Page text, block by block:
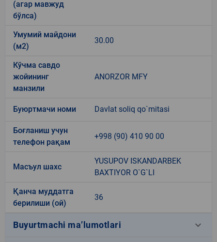
(агар мавжуд
бўлса)
Умумий майдони
(м2)
30.00
Кўчма савдо
жойининг
манзили
ANORZOR MFY
Буюртмачи номи Davlat soliq qo`mitasi
Боғланиш учун
телефон рақам
+998 (90) 410 90 00
Масъул шахс
YUSUPOV ISKANDARBEK
BAXTIYOR O`G`LI
Қанча муддатга
берилиши (ой)
36
Buyurtmachi ma’lumotlari keyboard_arrow_down